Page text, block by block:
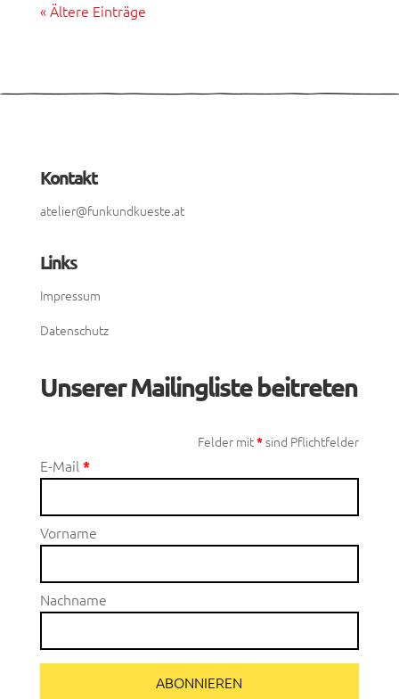
« Ältere Einträge
Kontakt
atelier@funkundkueste.at
Links
Impressum
Datenschutz
Unserer Mailingliste beitreten
Felder mit*sind Pflichtfelder
E-Mail *
Vorname
Nachname